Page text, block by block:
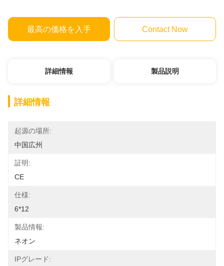
最高の価格を入手 Contact Now
詳細情報 製品説明
詳細情報
起源の場所:
中国広州
証明:
CE
仕様:
6*12
製品情報:
ネオン
IPグレード: